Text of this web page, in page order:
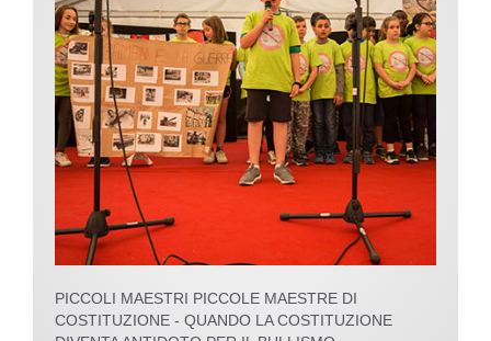
PICCOLI MAESTRI PICCOLE MAESTRE DI
COSTITUZIONE - QUANDO LA COSTITUZIONE